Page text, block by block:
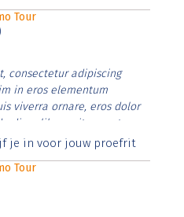
Tour
consectetur adipiscing
in eros elementum
viverra ornare, eros dolor
diam libero vitae erat.
cursus id rutrum lorem
je in voor jouw proefrit
Tour